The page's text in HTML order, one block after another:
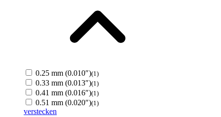
0.25 mm (0.010″)(1)
0.33 mm (0.013″)(1)
0.41 mm (0.016″)(1)
0.51 mm (0.020″)(1)
verstecken